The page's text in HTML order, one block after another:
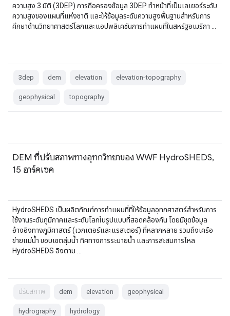
ความสูง 3 มิติ (3DEP) การถือครองข้อมูล 3DEP ทำหน้าที่เป็นเลเยอร์ระดับ
ความสูงของแผนที่แห่งชาติ และให้ข้อมูลระดับความสูงพื้นฐานสำหรับการ
ศึกษาด้านวิทยาศาสตร์โลกและแอปพลิเคชันการทำแผนที่ในสหรัฐอเมริกา …
3dep dem elevation elevation-topography
geophysical topography
DEM ที่ปรับสภาพทางอุทกวิทยาของ WWF HydroSHEDS,
15 อาร์คเซค
HydroSHEDS เป็นผลิตภัณฑ์การทำแผนที่ที่ให้ข้อมูลอุทกศาสตร์สำหรับการ
ใช้งานระดับภูมิภาคและระดับโลกในรูปแบบที่สอดคล้องกัน โดยมีชุดข้อมูล
อ้างอิงทางภูมิศาสตร์ (เวกเตอร์และแรสเตอร์) ที่หลากหลาย รวมถึงเครือ
ข่ายแม่น้ำ ขอบเขตลุ่มน้ำ ทิศทางการระบายน้ำ และการสะสมการไหล
HydroSHEDS อิงตาม …
ปรับสภาพ dem elevation geophysical
hydrography hydrology